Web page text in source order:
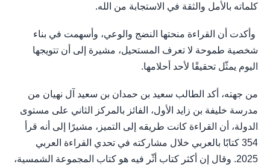
كلماته بالأمل والثقة في الاستجابة من الله.
وأكدت أن القراءة منحتها النضج والوعي، وأسهمت في بناء
شخصية طموحة لا تعرف المستحيل، مشيرة إلى أن تتويجها
اليوم يمثّل تحقيقًا لأحد أحلامها.
من جهته، أكد الطالب سعيد بن حمدان بن سعيد آل نهيان من
مدرسة خليفة بن زايد الأول، الفائز بالمركز الثاني على مستوى
الدولة، أن القراءة كانت طريقه إلى التميز، مشيرًا إلى أنه قرأ
354 كتابًا بالعربي خلال مشاركته في تحدي القراءة العربي
2025. وقال إن أكثر كتاب أثّر فيه هو كتاب المجموعة الشمسية،